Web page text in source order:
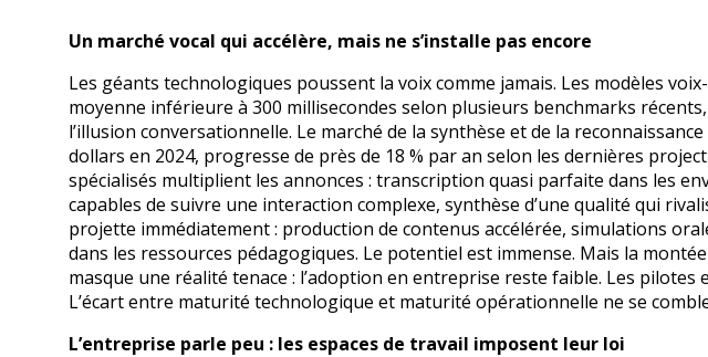
Un marché vocal qui accélère, mais ne s’installe pas encore
Les géants technologiques poussent la voix comme jamais. Les modèles
moyenne inférieure à 300 millisecondes selon plusieurs benchmarks
l’illusion conversationnelle. Le marché de la synthèse et de la
dollars en 2024, progresse de près de 18 % par an selon les dernières
spécialisés multiplient les annonces : transcription quasi parfaite dans les
capables de suivre une interaction complexe, synthèse d’une qualité qui
projette immédiatement : production de contenus accélérée, simulations
dans les ressources pédagogiques. Le potentiel est immense. Mais la
masque une réalité tenace : l’adoption en entreprise reste faible. Les
L’écart entre maturité technologique et maturité opérationnelle ne se
L’entreprise parle peu : les espaces de travail imposent leur loi